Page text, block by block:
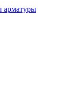
арматуры